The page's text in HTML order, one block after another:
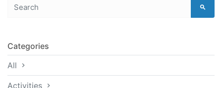
Categories
All
Activities